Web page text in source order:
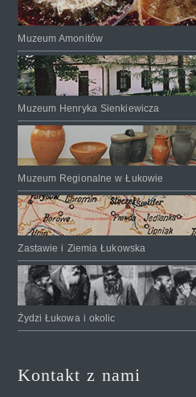
Muzeum Amonitów
Muzeum Henryka Sienkiewicza
Muzeum Regionalne w Łukowie
Zastawie i Ziemia Łukowska
Żydzi Łukowa i okolic
Kontakt z nami